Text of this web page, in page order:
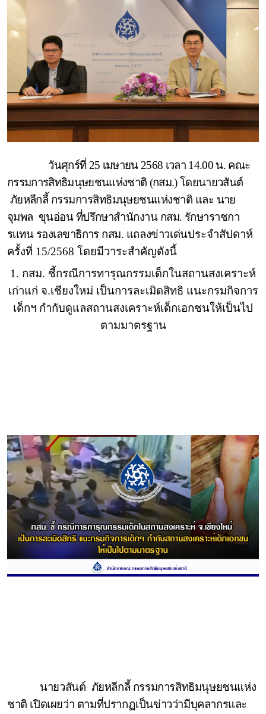
วันศุกร์ที่ 25 เมษายน 2568 เวลา 14.00 น. คณะ
กรรมการสิทธิมนุษยชนแห่งชาติ (กสม.) โดยนายวสันต์
ภัยหลีกลี้ กรรมการสิทธิมนุษยชนแห่งชาติ และ นาย
จุมพล ขุนอ่อนที่ปรึกษาสำนักงาน กสม. รักษาราชกา
รเเทน รองเลขาธิการ กสม. แถลงข่าวเด่นประจำสัปดาห์
ครั้งที่ 15/2568 โดยมีวาระสำคัญดังนี้
1. กสม. ชี้กรณีการทารุณกรรมเด็กในสถานสงเคราะห์
เก่าแก่ จ.เชียงใหม่ เป็นการละเมิดสิทธิ แนะกรมกิจการ
เด็กฯ กำกับดูแลสถานสงเคราะห์เด็กเอกชนให้เป็นไป
ตามมาตรฐาน
นายวสันต์ ภัยหลีกลี้ กรรมการสิทธิมนุษยชนแห่ง
ชาติ เปิดเผยว่า ตามที่ปรากฏเป็นข่าวว่ามีบุคลากรและ